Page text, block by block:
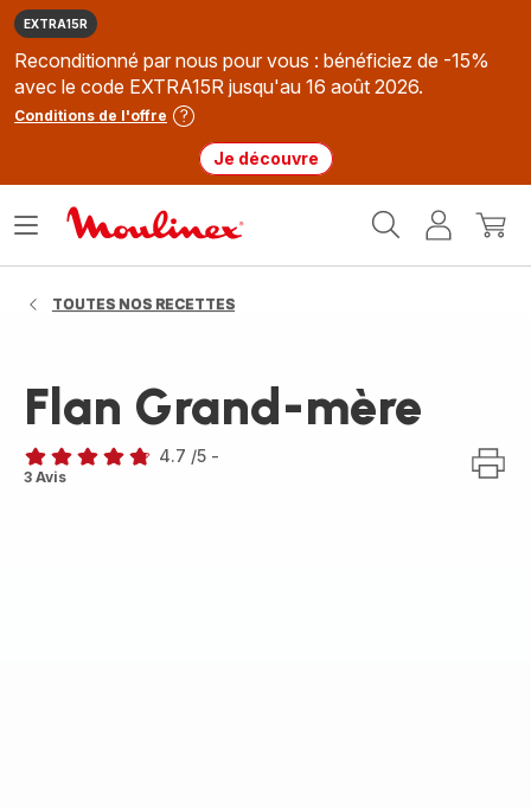
EXTRA15R
Reconditionné par nous pour vous : bénéficiez de -15%
avec le code EXTRA15R jusqu'au 16 août 2026.
Conditions de l'offre
Je découvre
MonMon
Ouvrir
TOUTES NOS RECETTES
Flan Grand-mère
ratings.4.7
4.7 /5 -
3 Avis